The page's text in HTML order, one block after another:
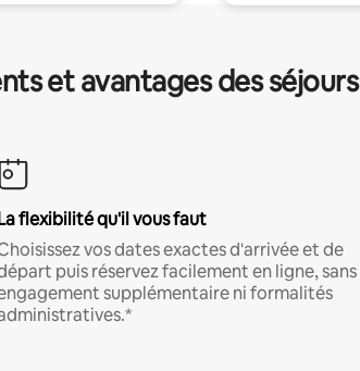
et avantages des
flexibilité qu'il vous faut
vos dates exactes d'arrivée et de
puis réservez facilement en ligne, sans
supplémentaire ni formalités